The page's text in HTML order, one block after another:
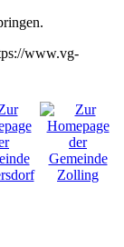
www.vg-